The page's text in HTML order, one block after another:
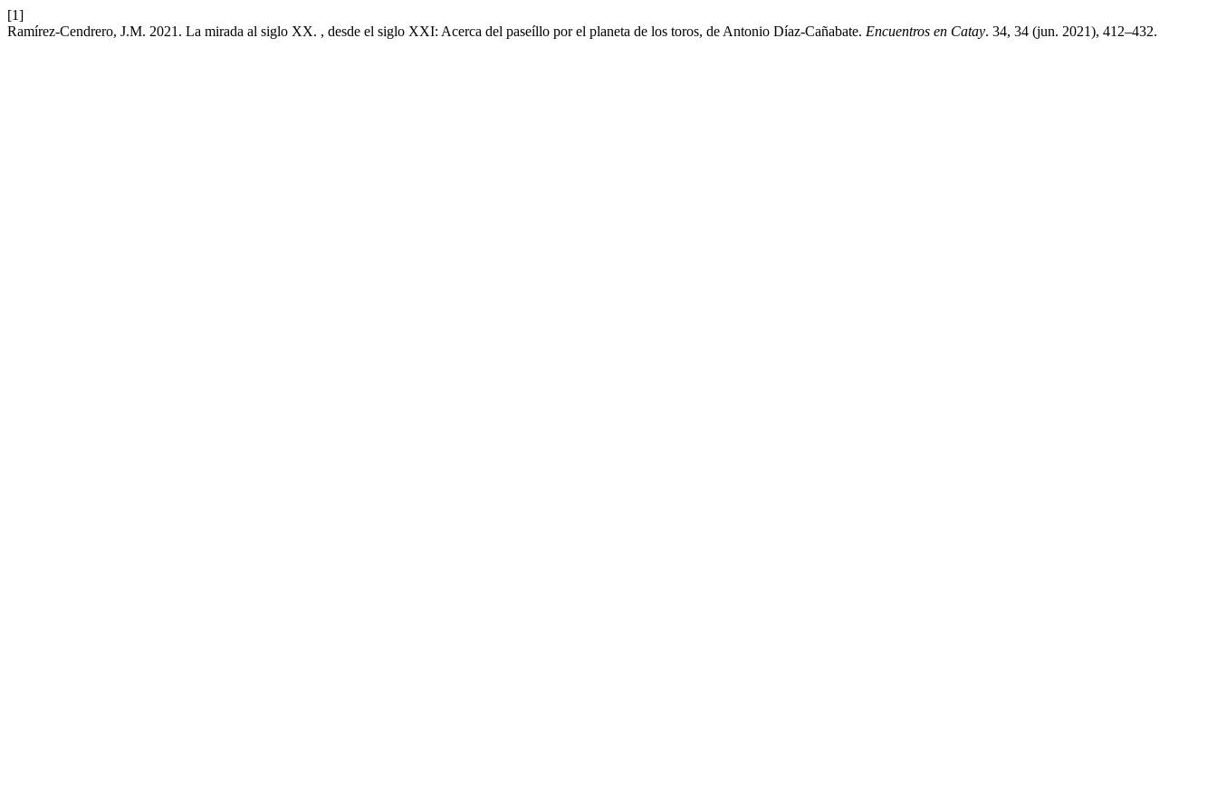
[1]
Ramírez-Cendrero, J.M. 2021. La mirada al siglo XX. , desde el siglo XXI: Acerca del paseíllo por el planeta de los toros, de Antonio Díaz-Cañabate. Encuentros en Catay. 34, 34 (jun. 2021), 412–432.